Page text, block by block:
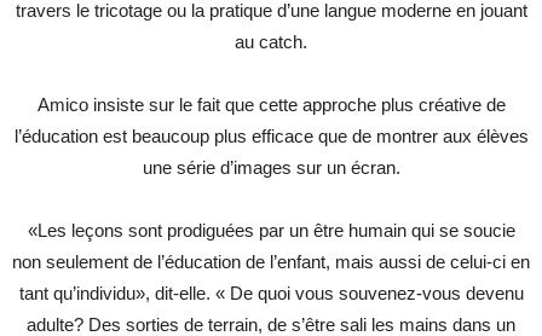
travers le tricotage ou la pratique d’une langue moderne en jouant
au catch.
Amico insiste sur le fait que cette approche plus créative de
l’éducation est beaucoup plus efficace que de montrer aux élèves
une série d’images sur un écran.
«Les leçons sont prodiguées par un être humain qui se soucie
non seulement de l’éducation de l’enfant, mais aussi de celui-ci en
tant qu’individu», dit-elle. « De quoi vous souvenez-vous devenu
adulte? Des sorties de terrain, de s’être sali les mains dans un